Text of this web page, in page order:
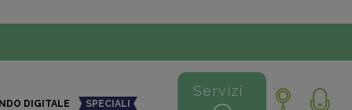
DIGITALE SPECIALI
Servizi